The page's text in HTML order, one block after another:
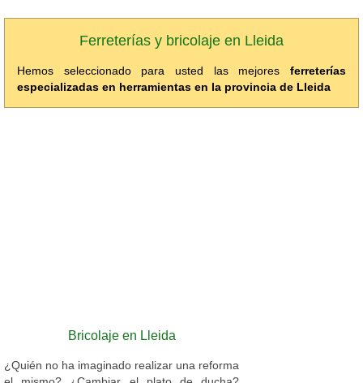
Ferreterías y bricolaje en Lleida
Hemos seleccionado para usted las mejores ferreterías
especializadas en herramientas en la provincia de Lleida
Bricolaje en Lleida
¿Quién no ha imaginado realizar una reforma